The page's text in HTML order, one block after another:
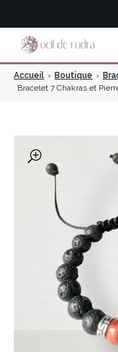
🔍
Accueil › Boutique ›
Bracelet 7 Chakras et
Boutique
Encens en
Encens
Encens en
Encens
Spiritualité et Outils
BLOG